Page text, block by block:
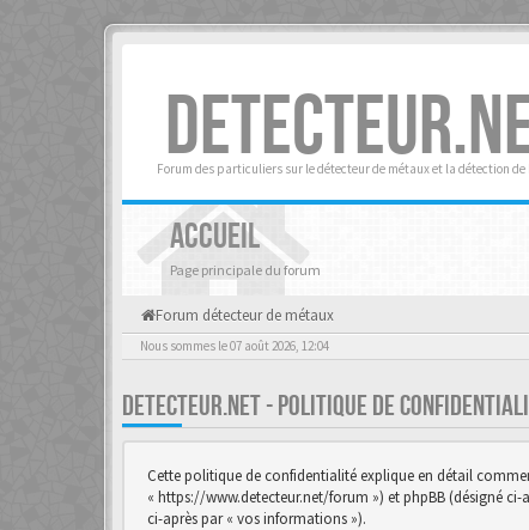
Forum des particuliers sur le détecteur de métaux et la détection
ACCUEIL
Page principale du forum
Forum détecteur de métaux
Nous sommes le 07 août 2026, 12:04
DETECTEUR.NET - POLITIQUE DE
Cette politique de confidentialité explique en détail
« https://www.detecteur.net/forum ») et phpBB (désigné
ci-après par « vos informations »).